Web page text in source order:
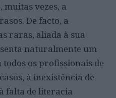
muitas vezes, a
De facto, a
raras, aliada à sua
naturalmente um
os profissionais de
à inexistência de
falta de literacia